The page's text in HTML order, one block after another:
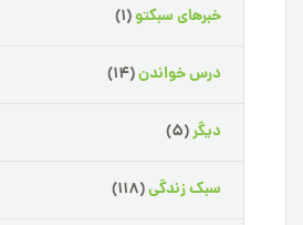
خبرهای سبکتو(1)
درس خواندن(14)
دیگر(5)
سبک زندگی(118)